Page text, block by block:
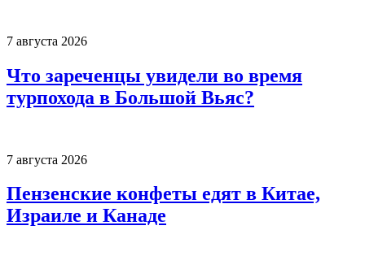
7 августа 2026
Что зареченцы увидели во время
турпохода в Большой Вьяс?
7 августа 2026
Пензенские конфеты едят в Китае,
Израиле и Канаде